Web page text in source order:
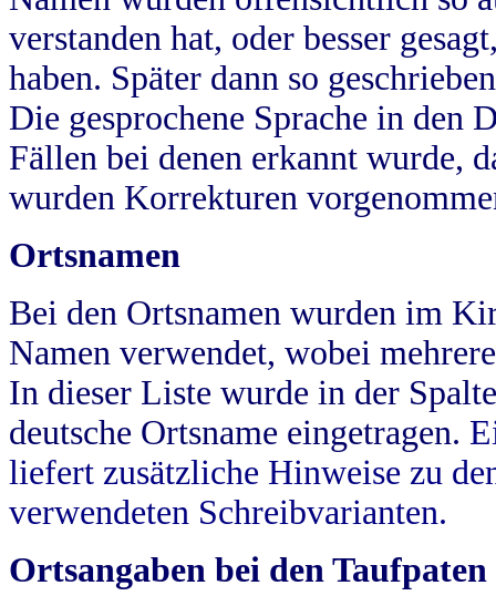
verstanden hat, oder besser
haben. Später dann so
Die gesprochene Sprache in
Fällen bei denen erkannt wurde,
wurden Korrekturen
Ortsnamen
Bei den Ortsnamen wurden im
Namen verwendet, wobei
In dieser Liste wurde in der
deutsche Ortsname eingetragen.
liefert zusätzliche Hinweise zu
verwendeten Schreibvarianten.
Ortsangaben bei den Taufpaten